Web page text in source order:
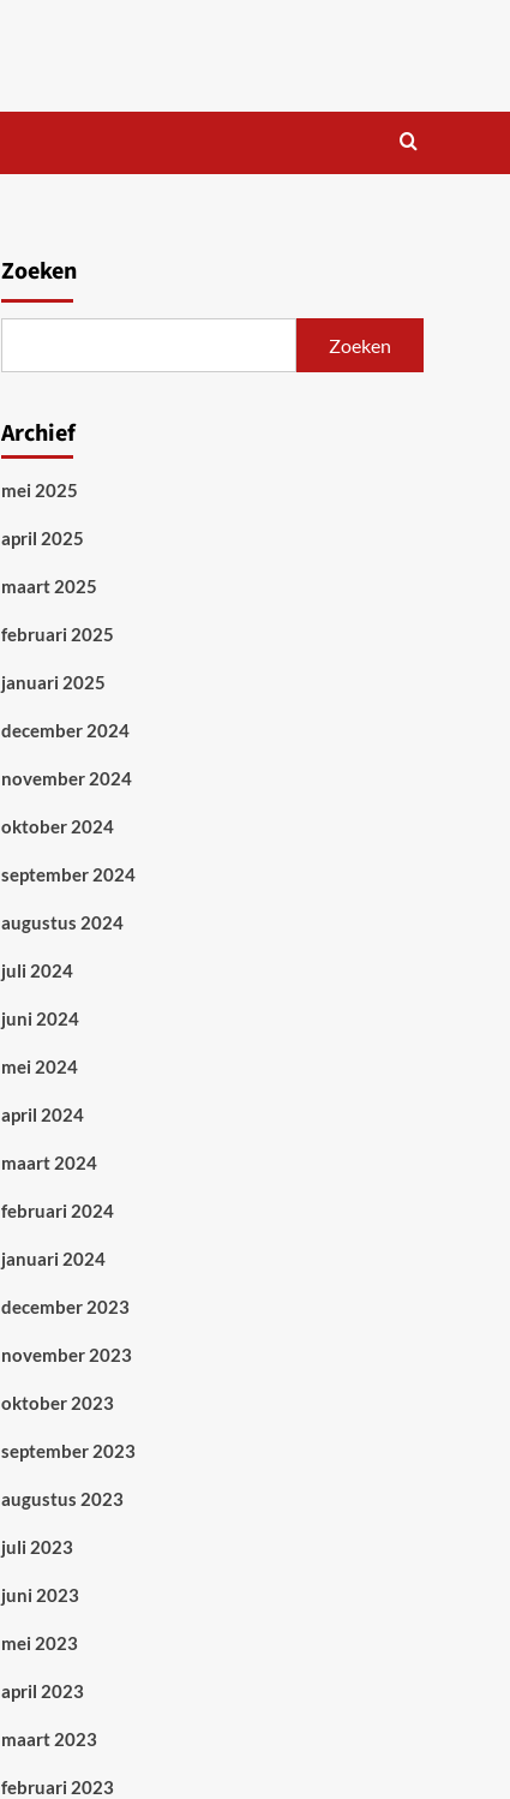
Zoeken
Zoeken
Archief
mei 2025
april 2025
maart 2025
februari 2025
januari 2025
december 2024
november 2024
oktober 2024
september 2024
augustus 2024
juli 2024
juni 2024
mei 2024
april 2024
maart 2024
februari 2024
januari 2024
december 2023
november 2023
oktober 2023
september 2023
augustus 2023
juli 2023
juni 2023
mei 2023
april 2023
maart 2023
februari 2023